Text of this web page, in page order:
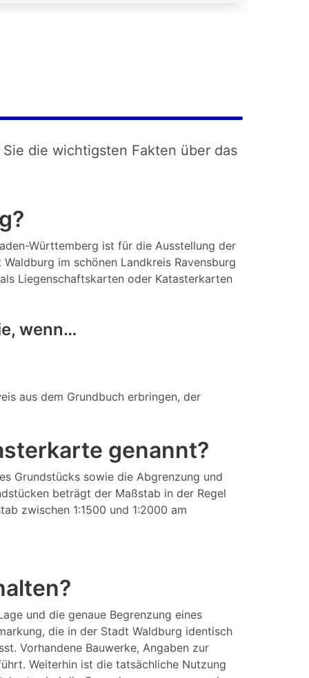
die wichtigsten Fakten über das
Württemberg ist für die Ausstellung der
im schönen Landkreis Ravensburg
Liegenschaftskarten oder Katasterkarten
wenn…
aus dem Grundbuch erbringen, der
genannt?
Grundstücks sowie die Abgrenzung und
beträgt der Maßstab in der Regel
zwischen 1:1500 und 1:2000 am
und die genaue Begrenzung eines
die in der Stadt Waldburg identisch
Vorhandene Bauwerke, Angaben zur
Weiterhin ist die tatsächliche Nutzung